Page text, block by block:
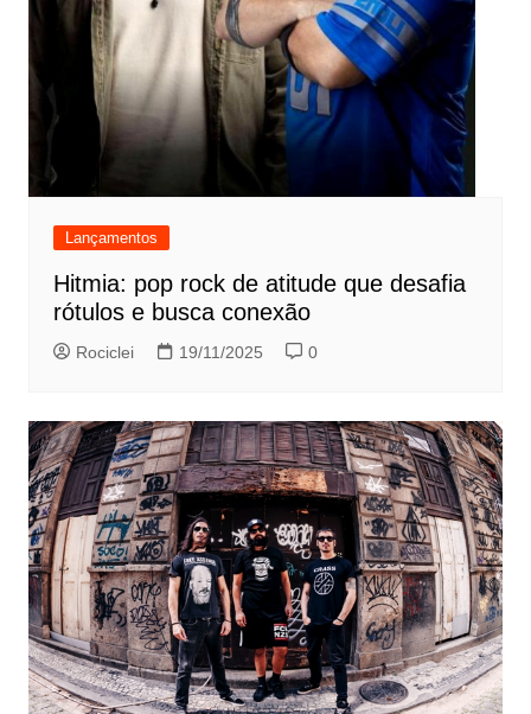
Lançamentos
Hitmia: pop rock de atitude que desafia
rótulos e busca conexão
Rociclei 19/11/2025 0